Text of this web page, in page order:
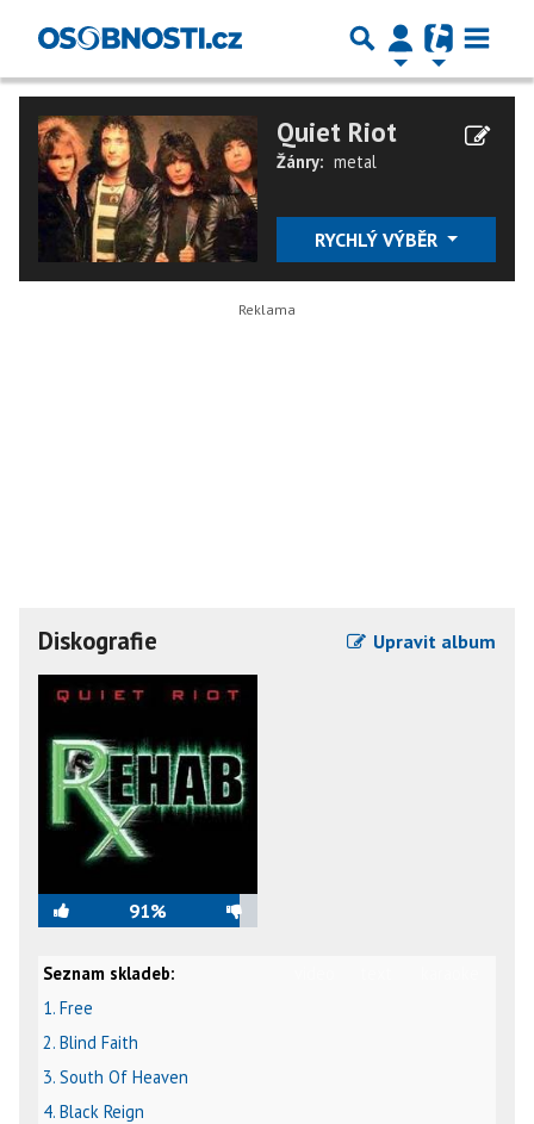
Quiet Riot
Žánry: metal
RYCHLÝ VÝBĚR
Diskografie Upravit album
91%
Seznam skladeb:
1. Free
2. Blind Faith
3. South Of Heaven
4. Black Reign